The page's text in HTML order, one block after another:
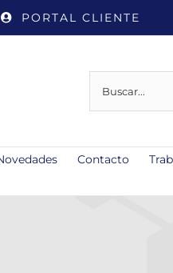
PORTAL CLIENTE
Contacto